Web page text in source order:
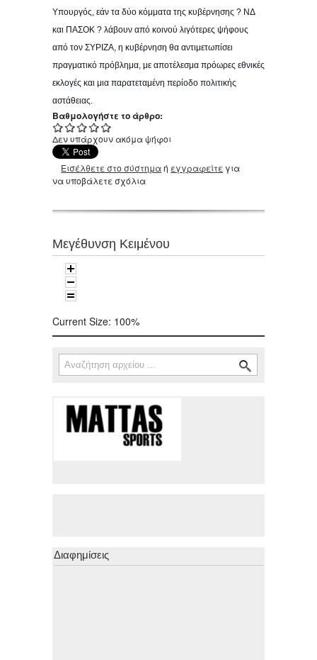
Υπουργός, εάν τα δύο κόμματα της κυβέρνησης ? ΝΔ
και ΠΑΣΟΚ ? λάβουν από κοινού λιγότερες ψήφους
από τον ΣΥΡΙΖΑ, η κυβέρνηση θα αντιμετωπίσει
πραγματικό πρόβλημα, με αποτέλεσμα πρόωρες εθνικές
εκλογές και μια παρατεταμένη περίοδο πολιτικής
αστάθειας.
Βαθμολογήστε το άρθρο:
Δεν υπάρχουν ακόμα ψήφοι
Εισέλθετε στο σύστημαή εγγραφείτε για
να υποβάλετε σχόλια
Μεγέθυνση Κειμένου
Current Size: 100%
Φόρμα αναζήτησης
Αναζήτηση
Διαφημίσεις